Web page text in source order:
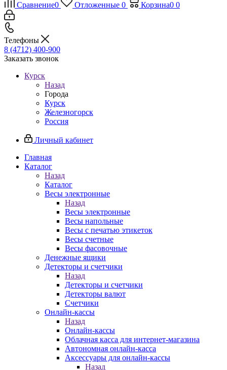
Сравнение0 Отложенные 0 Корзина0 0
Телефоны
8 (4712) 400-900
Заказать звонок
Курск
Назад
Города
Курск
Железногорск
Россия
Личный кабинет
Главная
Каталог
Назад
Каталог
Весы электронные
Назад
Весы электронные
Весы напольные
Весы с печатью этикеток
Весы счетные
Весы фасовочные
Денежные ящики
Детекторы и счетчики
Назад
Детекторы и счетчики
Детекторы валют
Счетчики
Онлайн-кассы
Назад
Онлайн-кассы
Облачная касса для интернет-магазина
Автономная онлайн-касса
Аксессуары для онлайн-кассы
Назад